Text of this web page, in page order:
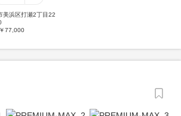
美浜区打瀬2丁目22
77,000